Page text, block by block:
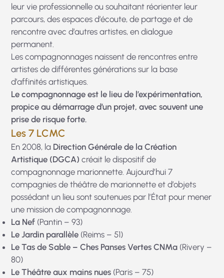
leur vie professionnelle ou souhaitant réorienter leur
parcours, des espaces d’écoute, de partage et de
rencontre avec d’autres artistes, en dialogue
permanent.
Les compagnonnages naissent de rencontres entre
artistes de différentes générations sur la base
d’affinités artistiques.
Le compagnonnage est le lieu de l’expérimentation,
propice au démarrage d’un projet, avec souvent une
prise de risque forte.
Les 7 LCMC
En 2008, la Direction Générale de la Création
Artistique (DGCA)créait le dispositif de
compagnonnage marionnette. Aujourd’hui 7
compagnies de théâtre de marionnette et d’objets
possédant un lieu sont soutenues par l’État pour mener
une mission de compagnonnage.
La Nef (Pantin – 93)
Le Jardin parallèle (Reims – 51)
Le Tas de Sable – Ches Panses Vertes CNMa (Rivery –
80)
Le Théâtre aux mains nues (Paris – 75)